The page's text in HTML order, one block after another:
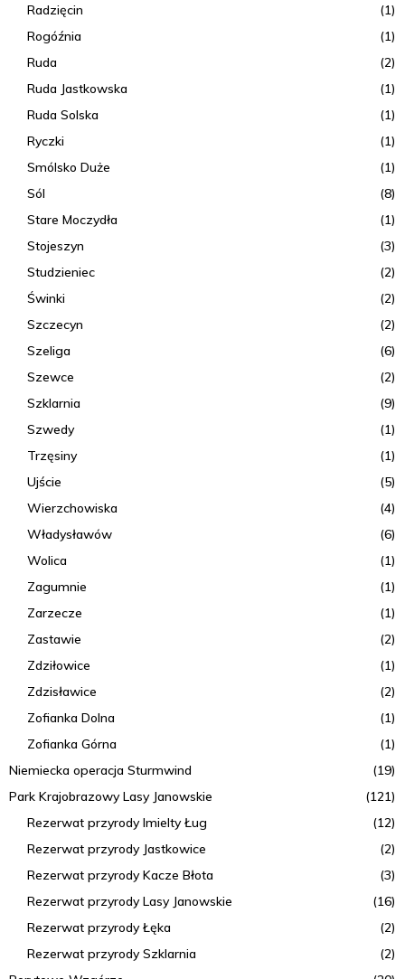
Radzięcin
(1)
Rogóźnia
(1)
Ruda
(2)
Ruda Jastkowska
(1)
Ruda Solska
(1)
Ryczki
(1)
Smólsko Duże
(1)
Sól
(8)
Stare Moczydła
(1)
Stojeszyn
(3)
Studzieniec
(2)
Świnki
(2)
Szczecyn
(2)
Szeliga
(6)
Szewce
(2)
Szklarnia
(9)
Szwedy
(1)
Trzęsiny
(1)
Ujście
(5)
Wierzchowiska
(4)
Władysławów
(6)
Wolica
(1)
Zagumnie
(1)
Zarzecze
(1)
Zastawie
(2)
Zdziłowice
(1)
Zdzisławice
(2)
Zofianka Dolna
(1)
Zofianka Górna
(1)
Niemiecka operacja Sturmwind
(19)
Park Krajobrazowy Lasy Janowskie
(121)
Rezerwat przyrody Imielty Ług
(12)
Rezerwat przyrody Jastkowice
(2)
Rezerwat przyrody Kacze Błota
(3)
Rezerwat przyrody Lasy Janowskie
(16)
Rezerwat przyrody Łęka
(2)
Rezerwat przyrody Szklarnia
(2)